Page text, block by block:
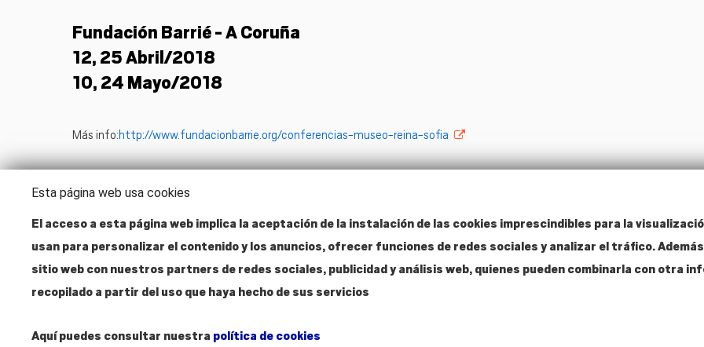
Fundación Barrié - A Coruña
12, 25 Abril/2018
10, 24 Mayo/2018
Más info:http://www.fundacionbarrie.org/conferencias-museo-reina-sofia
Dirección
Santa Isabel, 52
28012 Madrid
Contacto
T. 915 304 287
Esta página web usa cookies
El acceso a esta página web implica la aceptación de la instalación de las cookies imprescindibles para la
usan para personalizar el contenido y los anuncios, ofrecer funciones de redes sociales y analizar el tráfico.
sitio web con nuestros partners de redes sociales, publicidad y análisis web, quienes pueden combinarla con otra
recopilado a partir del uso que haya hecho de sus servicios
Aquí puedes consultar nuestra política de cookies